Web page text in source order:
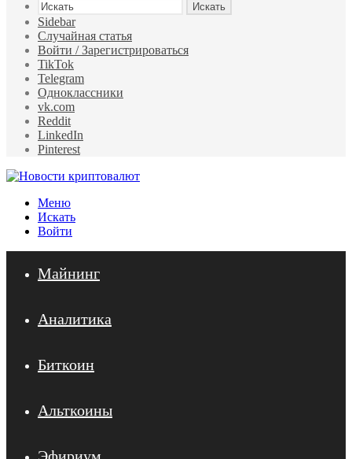
Искать
Sidebar
Случайная статья
Войти / Зарегистрироваться
TikTok
Telegram
Одноклассники
vk.com
Reddit
LinkedIn
Pinterest
Меню
Искать
Войти
Майнинг
Аналитика
Биткоин
Альткоины